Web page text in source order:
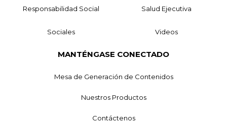
Responsabilidad Social Salud Ejecutiva
Sociales Videos
MANTÉNGASE CONECTADO
Mesa de Generación de Contenidos
Nuestros Productos
Contáctenos